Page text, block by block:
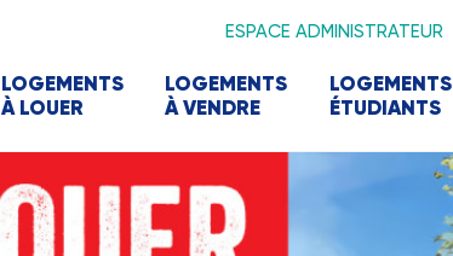
ESPACE ADMINISTRATEUR
LOGEMENTS
À LOUER
LOGEMENTS
À VENDRE
LOGEMENTS
ÉTUDIANTS